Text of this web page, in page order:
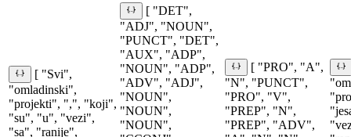
[ "Svi",
"omladinski",
"projekti", ",", "koji",
"su", "u", "vezi",
"sa", "ranije",
[ "DET",
"ADJ", "NOUN",
"PUNCT", "DET",
"AUX", "ADP",
"NOUN", "ADP",
"ADV", "ADJ",
"NOUN",
"NOUN",
"NOUN",
[ "PRO", "A",
"N", "PUNCT",
"PRO", "V",
"PREP", "N",
"PREP", "ADV",